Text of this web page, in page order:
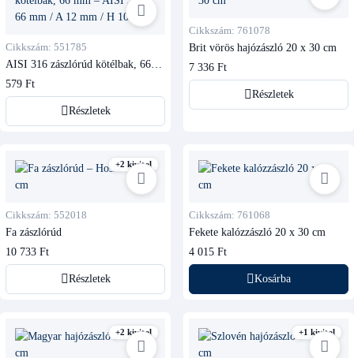
Cikkszám: 551785
AISI 316 zászlórúd kötélbak, 66
579 Ft
Részletek
Cikkszám: 761078
Brit vörös hajózászló 20 x 30 cm
7 336 Ft
Részletek
+2 kivitel
Cikkszám: 552018
Fa zászlórúd
10 733 Ft
Részletek
Cikkszám: 761068
Fekete kalózzászló 20 x 30 cm
4 015 Ft
Kosárba
+2 kivitel +1 kivitel